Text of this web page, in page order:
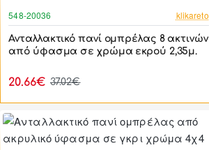
548-20036 klikareto
Ανταλλακτικό πανί ομπρέλας 8 ακτινών
από ύφασμα σε χρώμα εκρού 2,35μ.
20.66€ 37.02€